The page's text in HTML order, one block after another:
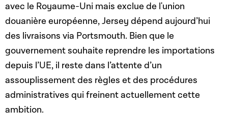
avec le Royaume-Uni mais exclue de l'union
douanière européenne, Jersey dépend aujourd’hui
des livraisons via Portsmouth. Bien que le
gouvernement souhaite reprendre les importations
depuis l’UE, il reste dans l’attente d’un
assouplissement des règles et des procédures
administratives qui freinent actuellement cette
ambition.